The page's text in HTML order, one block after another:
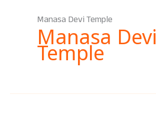
Manasa Devi Temple
Manasa Devi
Temple